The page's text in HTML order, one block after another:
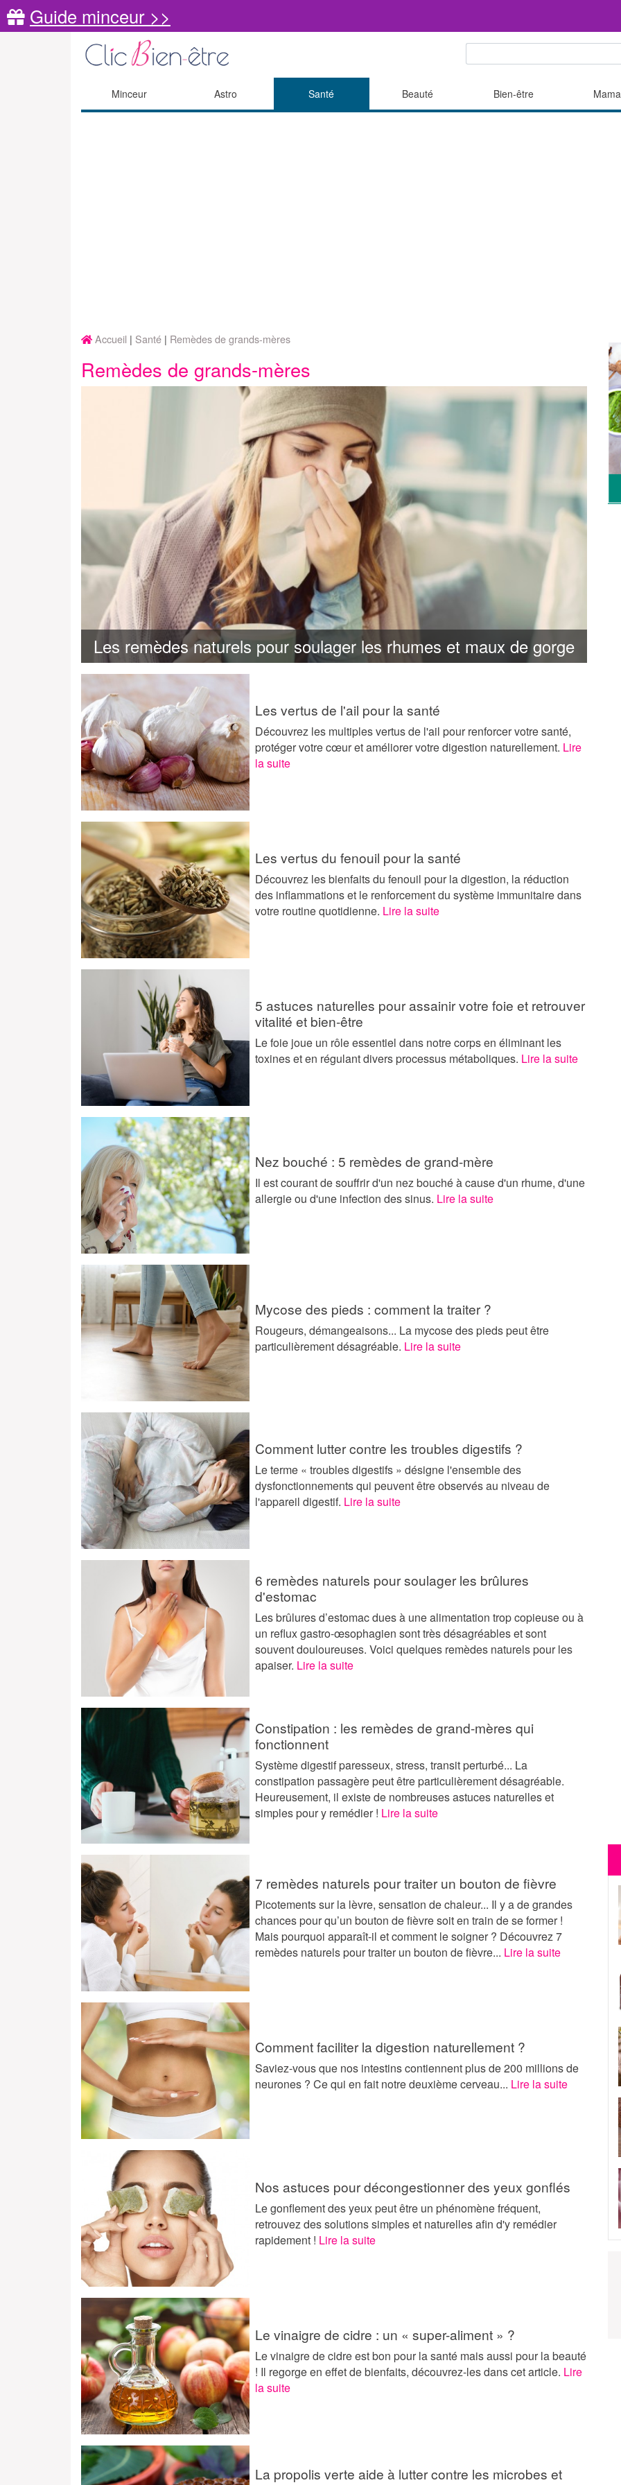
Guide minceur >>
Minceur Astro Santé Beauté Bien-être
Accueil Santé Remèdes de grands-mères
Remèdes de grands-mères
Les remèdes naturels pour soulager les rhumes et maux de gorge
Les vertus de l'ail pour la santé
Découvrez les multiples vertus de l'ail pour renforcer votre santé,
protéger votre cœur et améliorer votre digestion naturellement. Lire
la suite
Les vertus du fenouil pour la santé
Découvrez les bienfaits du fenouil pour la digestion, la réduction
des inflammations et le renforcement du système immunitaire dans
votre routine quotidienne. Lire la suite
5 astuces naturelles pour assainir votre foie et retrouver
vitalité et bien-être
Le foie joue un rôle essentiel dans notre corps en éliminant les
toxines et en régulant divers processus métaboliques. Lire la suite
Nez bouché : 5 remèdes de grand-mère
Il est courant de souffrir d'un nez bouché à cause d'un rhume, d'une
allergie ou d'une infection des sinus. Lire la suite
Mycose des pieds : comment la traiter ?
Rougeurs, démangeaisons... La mycose des pieds peut être
particulièrement désagréable. Lire la suite
Comment lutter contre les troubles digestifs ?
Le terme « troubles digestifs » désigne l'ensemble des
dysfonctionnements qui peuvent être observés au niveau de
l'appareil digestif. Lire la suite
6 remèdes naturels pour soulager les brûlures
d'estomac
Les brûlures d’estomac dues à une alimentation trop copieuse ou à
un reflux gastro-œsophagien sont très désagréables et sont
souvent douloureuses. Voici quelques remèdes naturels pour les
apaiser. Lire la suite
Constipation : les remèdes de grand-mères qui
fonctionnent
Système digestif paresseux, stress, transit perturbé... La
constipation passagère peut être particulièrement désagréable.
Heureusement, il existe de nombreuses astuces naturelles et
simples pour y remédier ! Lire la suite
7 remèdes naturels pour traiter un bouton de fièvre
Picotements sur la lèvre, sensation de chaleur... Il y a de grandes
chances pour qu’un bouton de fièvre soit en train de se former !
Mais pourquoi apparaît-il et comment le soigner ? Découvrez 7
remèdes naturels pour traiter un bouton de fièvre... Lire la suite
Comment faciliter la digestion naturellement ?
Saviez-vous que nos intestins contiennent plus de 200 millions de
neurones ? Ce qui en fait notre deuxième cerveau... Lire la suite
Nos astuces pour décongestionner des yeux gonflés
Le gonflement des yeux peut être un phénomène fréquent,
retrouvez des solutions simples et naturelles afin d'y remédier
rapidement ! Lire la suite
Le vinaigre de cidre : un « super-aliment » ?
Le vinaigre de cidre est bon pour la santé mais aussi pour la beauté
! Il regorge en effet de bienfaits, découvrez-les dans cet article. Lire
la suite
La propolis verte aide à lutter contre les microbes et